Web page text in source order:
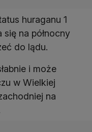
huraganu 1
na północny
do lądu.
i może
w Wielkiej
na